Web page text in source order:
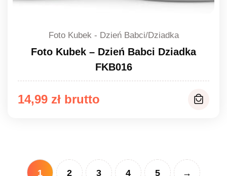
Foto Kubek - Dzień Babci/Dziadka
Foto Kubek – Dzień Babci Dziadka
FKB016
14,99 zł
1 2 3 4 5 →